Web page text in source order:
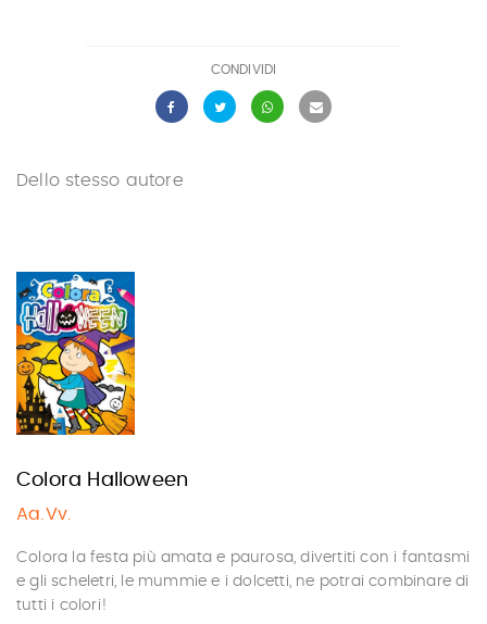
CONDIVIDI
Dello stesso autore
Colora Halloween
Aa.Vv.
Colora la festa più amata e paurosa, divertiti con i fantasmi
e gli scheletri, le mummie e i dolcetti, ne potrai combinare di
tutti i colori!